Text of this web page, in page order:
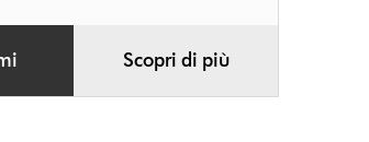
Scopri di più